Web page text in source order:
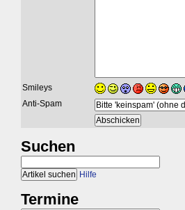
Smileys
Anti-Spam
Suchen
Hilfe
Termine